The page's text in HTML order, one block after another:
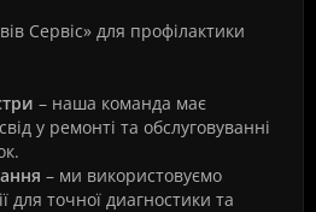
Сервіс» для профілактики
– наша команда має
у ремонті та обслуговуванні
– ми використовуємо
для точної диагностики та